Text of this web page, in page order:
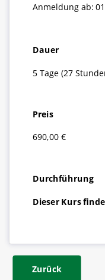
Anmeldung ab:
Dauer
5 Tage (27
Preis
690,00 €
Durchführung
Dieser Kurs
Zurück